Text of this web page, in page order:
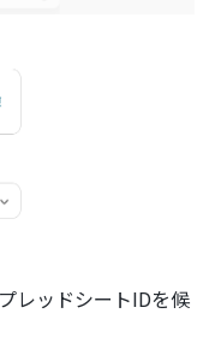
レッドシートIDを候